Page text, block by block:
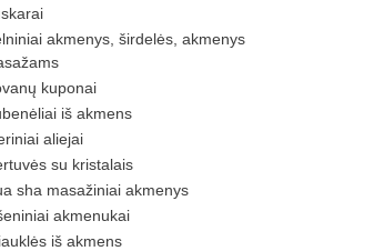
akmenys, širdelės, akmenys
kuponai
iš akmens
aliejai
su kristalais
sha masažiniai akmenys
akmenukai
iš akmens